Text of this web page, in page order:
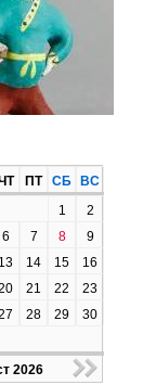
ПТ СБ ВС
1
2
6 7 8
9
13 14 15
16
21 22
23
28 29
30
2026